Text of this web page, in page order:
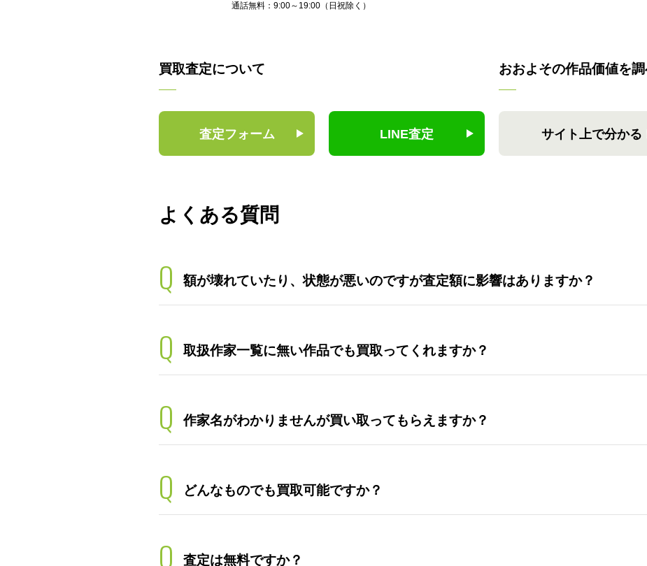
通話無料：9:00～19:00（日祝除く）
買取査定について
査定フォーム LINE査定
おおよその作品価値を
サイト上で分かる
よくある質問
Q 額が壊れていたり、状態が悪いのですが査定額に影響はありますか？
Q 取扱作家一覧に無い作品でも買取ってくれますか？
Q 作家名がわかりませんが買い取ってもらえますか？
Q どんなものでも買取可能ですか？
Q 査定は無料ですか？